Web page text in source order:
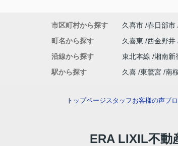
市区町村から探す 久喜市 春日部市
町名から探す
久喜東 西金野井
沿線から探す
東北本線 湘南新
駅から探す
久喜 東鷲宮 南
トップページスタッフお客様の声ブ
ERA LIXIL不動